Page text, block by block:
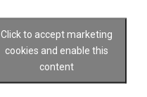
Click to accept marketing
cookies and enable this
content